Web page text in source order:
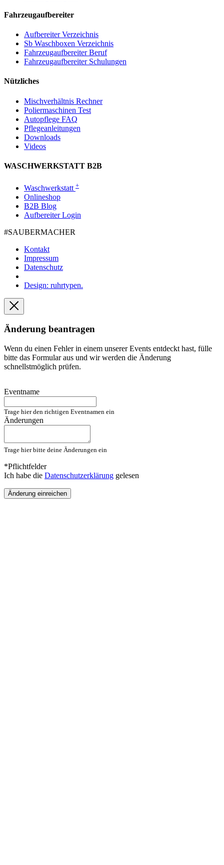
Fahrzeugaufbereiter
Aufbereiter Verzeichnis
Sb Waschboxen Verzeichnis
Fahrzeugaufbereiter Beruf
Fahrzeugaufbereiter Schulungen
Nützliches
Mischverhältnis Rechner
Poliermaschinen Test
Autopflege FAQ
Pflegeanleitungen
Downloads
Videos
WASCHWERKSTATT B2B
Waschwerkstatt +
Onlineshop
B2B Blog
Aufbereiter Login
#SAUBER­MACHER
Kontakt
Impressum
Datenschutz
Design: ruhrtypen.
Änderung beantragen
Wenn du einen Fehler in einem unserer Events entdeckt hast, fülle
bitte das Formular aus und wir werden die Änderung
schnellstmöglich prüfen.
Eventname
Trage hier den richtigen Eventnamen ein
Änderungen
Trage hier bitte deine Änderungen ein
*Pflichtfelder
Ich habe die Datenschutzerklärung gelesen
Änderung einreichen